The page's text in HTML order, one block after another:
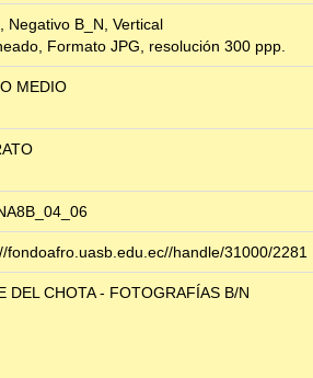
Negativo B_N, Vertical
Formato JPG, resolución 300 ppp.
MEDIO
fondoafro.uasb.edu.ec//handle/31000/2281
DEL CHOTA - FOTOGRAFÍAS B/N